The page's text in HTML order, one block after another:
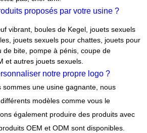
proposés par votre usine ?
vibrant, boules de Kegel, jouets sexuels
jouets sexuels pour chattes, jouets pour
de bite, pompe à pénis, coupe de
et autres jouets sexuels.
notre propre logo ?
sommes une usine gagnante, nous
modèles comme vous le
également produire des produits avec
OEM et ODM sont disponibles.